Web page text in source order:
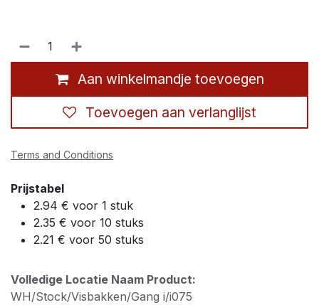
Aan winkelmandje toevoegen
Toevoegen aan verlanglijst
Terms and Conditions
Prijstabel
2.94 € voor 1 stuk
2.35 € voor 10 stuks
2.21 € voor 50 stuks
Volledige Locatie Naam Product:
WH/Stock/Visbakken/Gang i/i075